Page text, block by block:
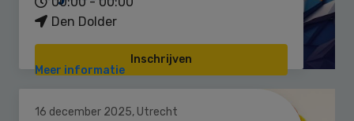
Den Dolder
Inschrijven
Meer informatie
16 december 2025, Utrecht